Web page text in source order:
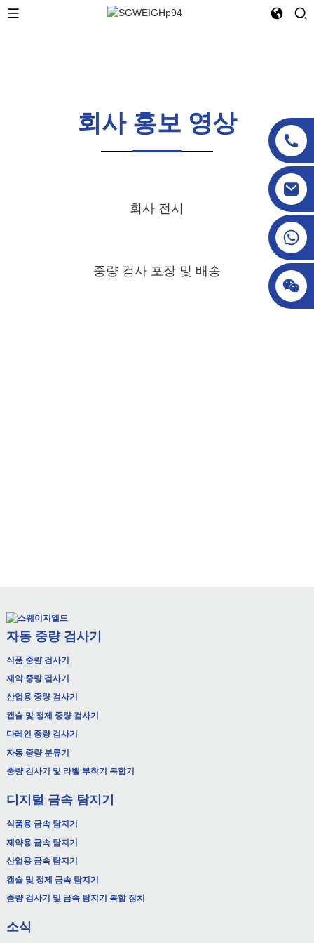
회사 홍보 영상
회사 전시
중량 검사 포장 및 배송
자동 중량 검사기
식품 중량 검사기
제약 중량 검사기
산업용 중량 검사기
캡슐 및 정제 중량 검사기
다레인 중량 검사기
자동 중량 분류기
중량 검사기 및 라벨 부착기 복합기
디지털 금속 탐지기
식품용 금속 탐지기
제약용 금속 탐지기
산업용 금속 탐지기
캡슐 및 정제 금속 탐지기
중량 검사기 및 금속 탐지기 복합 장치
소식